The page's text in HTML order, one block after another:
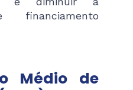
financiamento
Médio de